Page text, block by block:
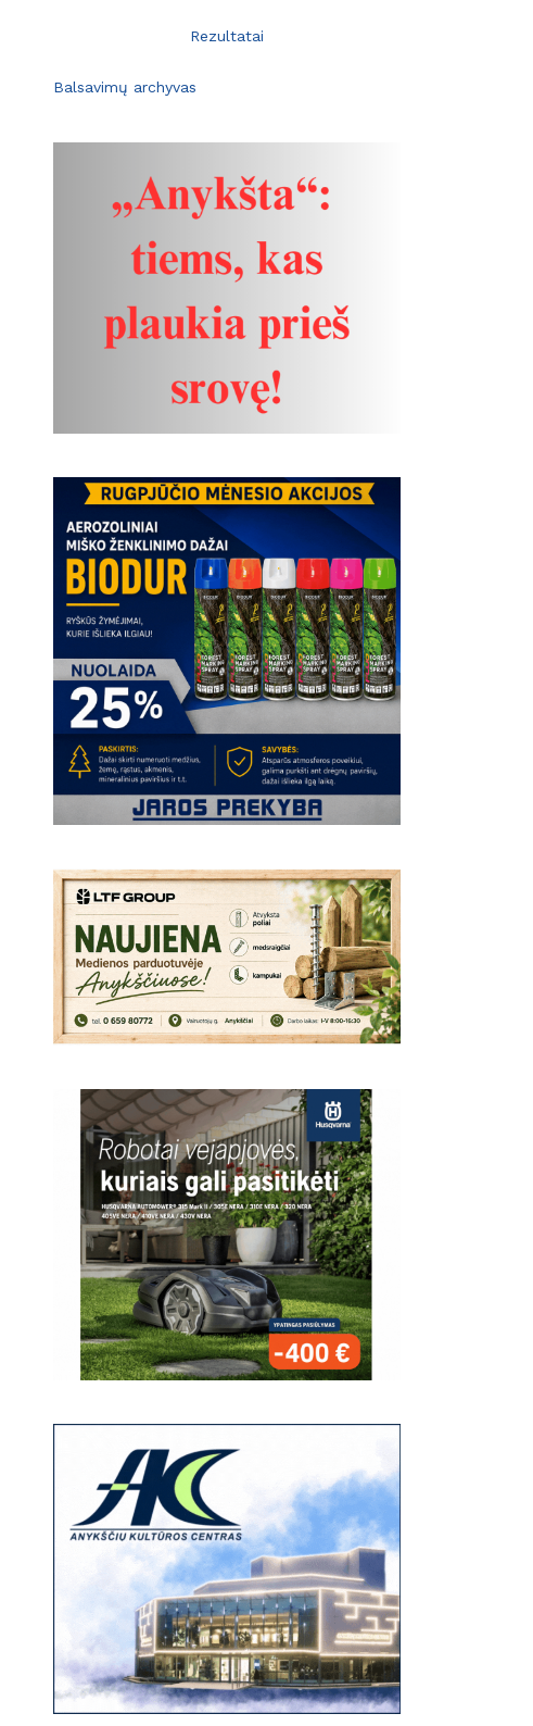
Rezultatai
Balsavimų archyvas